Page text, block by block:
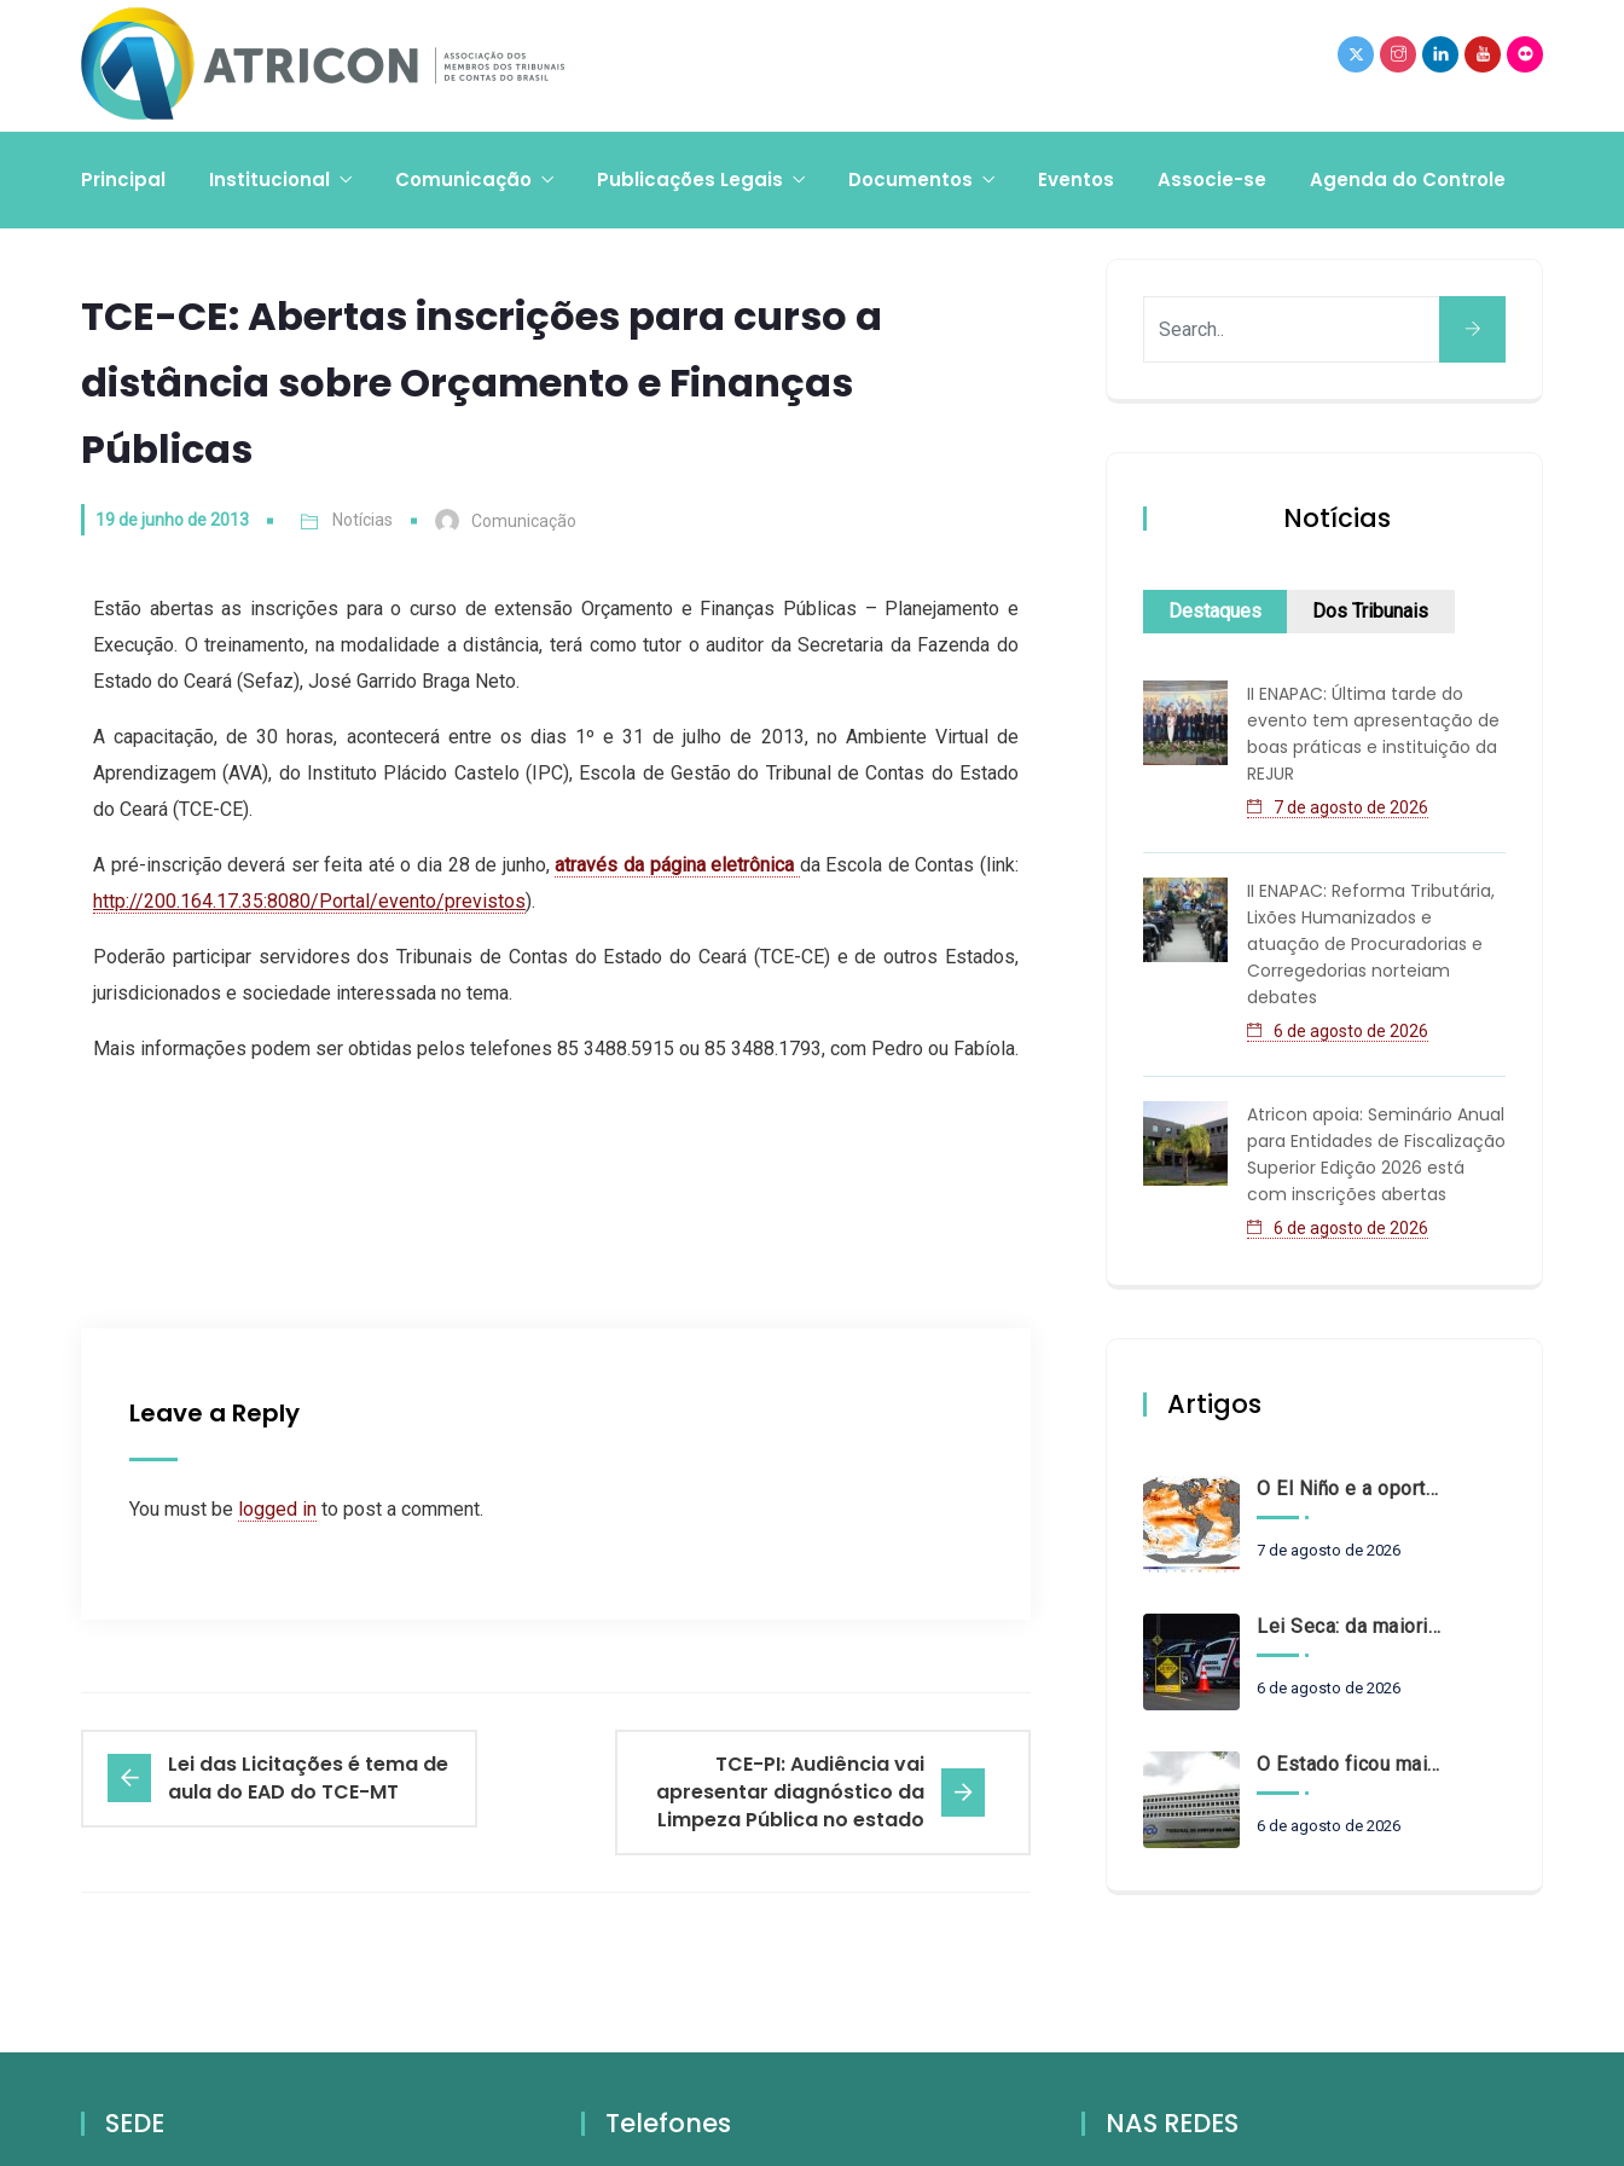
Principal Institucional Comunicação Publicações Legais Documentos Eventos Associe-se Agenda do Controle
TCE-CE: Abertas inscrições para curso a
distância sobre Orçamento e Finanças
Públicas
19 de junho de 2013 Notícias Comunicação
Estão abertas as inscrições para o curso de extensão Orçamento e Finanças Públicas – Planejamento e
Execução. O treinamento, na modalidade a distância, terá como tutor o auditor da Secretaria da Fazenda do
Estado do Ceará (Sefaz), José Garrido Braga Neto.
A capacitação, de 30 horas, acontecerá entre os dias 1º e 31 de julho de 2013, no Ambiente Virtual de
Aprendizagem (AVA), do Instituto Plácido Castelo (IPC), Escola de Gestão do Tribunal de Contas do Estado
do Ceará (TCE-CE).
A pré-inscrição deverá ser feita até o dia 28 de junho,através da página eletrônica da Escola de Contas (link:
http://200.164.17.35:8080/ Portal/evento/previstos).
Poderão participar servidores dos Tribunais de Contas do Estado do Ceará (TCE-CE) e de outros Estados,
jurisdicionados e sociedade interessada no tema.
Mais informações podem ser obtidas pelos telefones 85 3488.5915 ou 85 3488.1793, com Pedro ou Fabíola.
Leave a Reply
You must be logged in to post a comment.
Lei das Licitações é tema de
aula do EAD do TCE-MT
TCE-PI: Audiência vai
apresentar diagnóstico da
Limpeza Pública no estado
Notícias
Destaques Dos Tribunais
II ENAPAC: Última tarde do
evento tem apresentação de
boas práticas e instituição da
REJUR
7 de agosto de 2026
II ENAPAC: Reforma Tributária,
Lixões Humanizados e
atuação de Procuradorias e
Corregedorias norteiam
debates
6 de agosto de 2026
Atricon apoia: Seminário Anual
para Entidades de Fiscalização
Superior Edição 2026 está
com inscrições abertas
6 de agosto de 2026
Artigos
O El Niño e a oportunidade de fortalecer o controle externo das políticas climáticas
7 de agosto de 2026
Lei Seca: da maioridade à maturidade
6 de agosto de 2026
O Estado ficou mais complexo. O controle precisa acompanhar
6 de agosto de 2026
SEDE Telefones NAS REDES